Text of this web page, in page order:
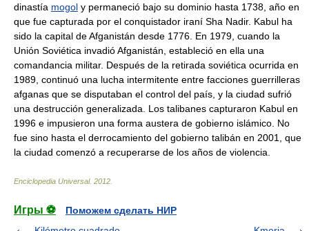
dinastía mogol y permaneció bajo su dominio hasta 1738, año en
que fue capturada por el conquistador iraní Sha Nadir. Kabul ha
sido la capital de Afganistán desde 1776. En 1979, cuando la
Unión Soviética invadió Afganistán, estableció en ella una
comandancia militar. Después de la retirada soviética ocurrida en
1989, continuó una lucha intermitente entre facciones guerrilleras
afganas que se disputaban el control del país, y la ciudad sufrió
una destrucción generalizada. Los talibanes capturaron Kabul en
1996 e impusieron una forma austera de gobierno islámico. No
fue sino hasta el derrocamiento del gobierno talibán en 2001, que
la ciudad comenzó a recuperarse de los años de violencia.
Enciclopedia Universal. 2012
Игры ⚽
Поможем сделать НИР